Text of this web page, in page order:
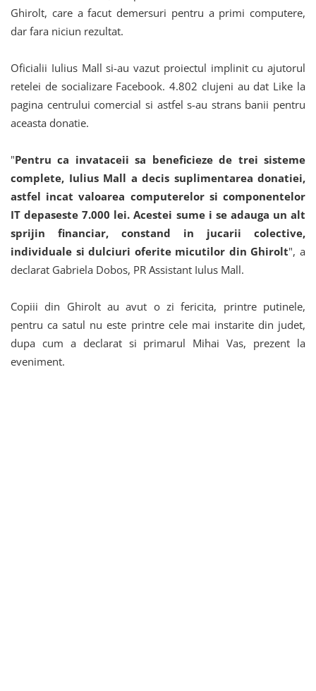
Ghirolt, care a facut demersuri pentru a primi computere,
dar fara niciun rezultat.
Oficialii Iulius Mall si-au vazut proiectul implinit cu ajutorul
retelei de socializare Facebook. 4.802 clujeni au dat Like la
pagina centrului comercial si astfel s-au strans banii pentru
aceasta donatie.
"Pentru ca invataceii sa beneficieze de trei sisteme
complete, Iulius Mall a decis suplimentarea donatiei,
astfel incat valoarea computerelor si componentelor
IT depaseste 7.000 lei. Acestei sume i se adauga un alt
sprijin financiar, constand in jucarii colective,
individuale si dulciuri oferite micutilor din Ghirolt", a
declarat Gabriela Dobos, PR Assistant Iulus Mall.
Copiii din Ghirolt au avut o zi fericita, printre putinele,
pentru ca satul nu este printre cele mai instarite din judet,
dupa cum a declarat si primarul Mihai Vas, prezent la
eveniment.